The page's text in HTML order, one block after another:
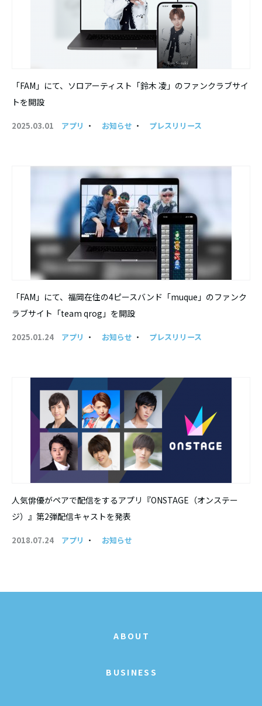
「FAM」にて、ソロアーティスト「鈴木 凌」のファンクラブサイ
トを開設
2025.03.01 アプリ ・ お知らせ ・ プレスリリース
「FAM」にて、福岡在住の4ピースバンド「muque」のファンク
ラブサイト「team qrog」を開設
2025.01.24 アプリ ・ お知らせ ・ プレスリリース
人気俳優がペアで配信をするアプリ『ONSTAGE（オンステー
ジ）』第2弾配信キャストを発表
2018.07.24 アプリ ・ お知らせ
ABOUT
BUSINESS